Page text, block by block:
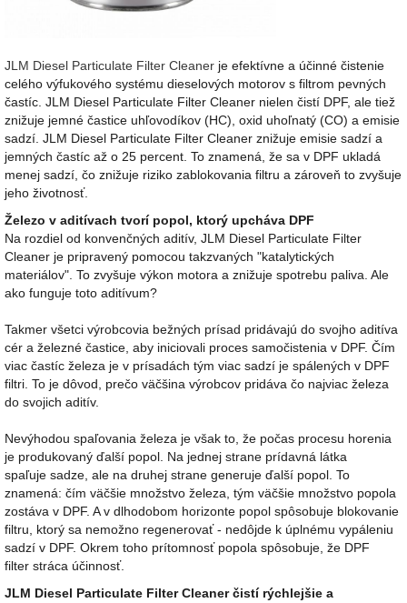
JLM Diesel Particulate Filter Cleaner je efektívne a účinné čistenie
celého výfukového systému dieselových motorov s filtrom pevných
častíc. JLM Diesel Particulate Filter Cleaner nielen čistí DPF, ale tiež
znižuje jemné častice uhľovodíkov (HC), oxid uhoľnatý (CO) a emisie
sadzí. JLM Diesel Particulate Filter Cleaner znižuje emisie sadzí a
jemných častíc až o 25 percent. To znamená, že sa v DPF ukladá
menej sadzí, čo znižuje riziko zablokovania filtru a zároveň to zvyšuje
jeho životnosť.
Železo v aditívach tvorí popol, ktorý upcháva DPF
Na rozdiel od konvenčných aditív, JLM Diesel Particulate Filter
Cleaner je pripravený pomocou takzvaných "katalytických
materiálov". To zvyšuje výkon motora a znižuje spotrebu paliva. Ale
ako funguje toto aditívum?
Takmer všetci výrobcovia bežných prísad pridávajú do svojho aditíva
cér a železné častice, aby iniciovali proces samočistenia v DPF. Čím
viac častíc železa je v prísadách tým viac sadzí je spálených v DPF
filtri. To je dôvod, prečo väčšina výrobcov pridáva čo najviac železa
do svojich aditív.
Nevýhodou spaľovania železa je však to, že počas procesu horenia
je produkovaný ďalší popol. Na jednej strane prídavná látka
spaľuje sadze, ale na druhej strane generuje ďalší popol. To
znamená: čím väčšie množstvo železa, tým väčšie množstvo popola
zostáva v DPF. A v dlhodobom horizonte popol spôsobuje blokovanie
filtru, ktorý sa nemožno regenerovať - nedôjde k úplnému vypáleniu
sadzí v DPF. Okrem toho prítomnosť popola spôsobuje, že DPF
filter stráca účinnosť.
JLM Diesel Particulate Filter Cleaner čistí rýchlejšie a